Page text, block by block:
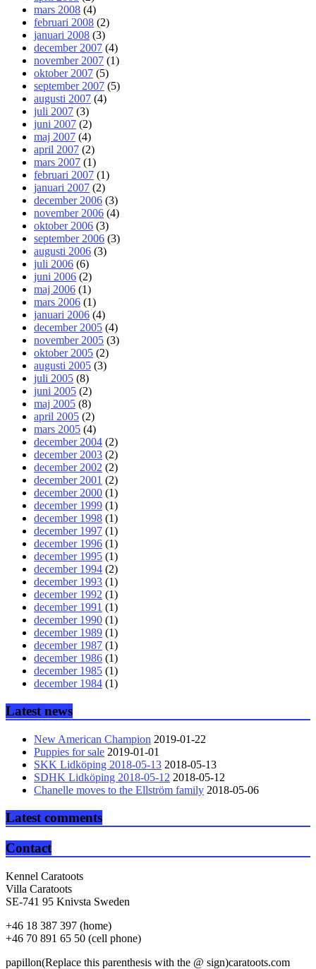
mars 2008 (4)
februari 2008 (2)
januari 2008 (3)
december 2007 (4)
november 2007 (1)
oktober 2007 (5)
september 2007 (5)
augusti 2007 (4)
juli 2007 (3)
juni 2007 (2)
maj 2007 (4)
april 2007 (2)
mars 2007 (1)
februari 2007 (1)
januari 2007 (2)
december 2006 (3)
november 2006 (4)
oktober 2006 (3)
september 2006 (3)
augusti 2006 (3)
juli 2006 (6)
juni 2006 (2)
maj 2006 (1)
mars 2006 (1)
januari 2006 (4)
december 2005 (4)
november 2005 (3)
oktober 2005 (2)
augusti 2005 (3)
juli 2005 (8)
juni 2005 (2)
maj 2005 (8)
april 2005 (2)
mars 2005 (4)
december 2004 (2)
december 2003 (2)
december 2002 (2)
december 2001 (2)
december 2000 (1)
december 1999 (1)
december 1998 (1)
december 1997 (1)
december 1996 (1)
december 1995 (1)
december 1994 (2)
december 1993 (1)
december 1992 (1)
december 1991 (1)
december 1990 (1)
december 1989 (1)
december 1987 (1)
december 1986 (1)
december 1985 (1)
december 1984 (1)
Latest news
New American Champion 2019-01-22
Puppies for sale 2019-01-01
SKK Lidköping 2018-05-13 2018-05-13
SDHK Lidköping 2018-05-12 2018-05-12
Chanelle moves to the Ellström family 2018-05-06
Latest comments
Contact
Kennel Caratoots
Villa Caratoots
SE-741 95 Knivsta Sweden
+46 18 387 397 (home)
+46 70 891 65 50 (cell phone)
papillon(Replace this parenthesis with the @ sign)caratoots.com